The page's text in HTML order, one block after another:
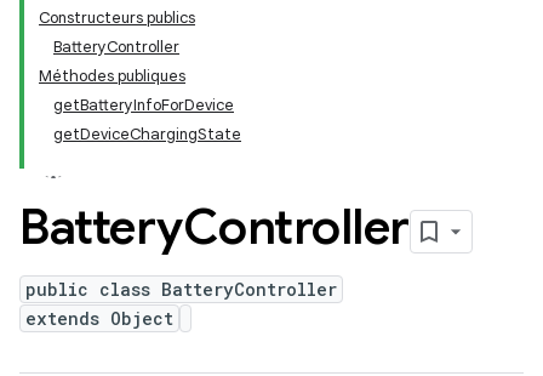
Constructeurs publics
BatteryController
Méthodes publiques
getBatteryInfoForDevice
getDeviceChargingState
BatteryController
public class BatteryController
extends Object